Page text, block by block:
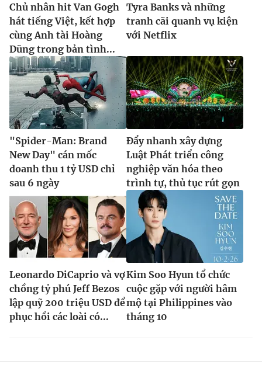
Chủ nhân hit Van Gogh
hát tiếng Việt, kết hợp
cùng Anh tài Hoàng
Dũng trong bản tình...
Tyra Banks và những
tranh cãi quanh vụ kiện
với Netflix
"Spider-Man: Brand
New Day" cán mốc
doanh thu 1 tỷ USD chỉ
sau 6 ngày
Đẩy nhanh xây dựng
Luật Phát triển công
nghiệp văn hóa theo
trình tự, thủ tục rút gọn
Leonardo DiCaprio và vợ
chồng tỷ phú Jeff Bezos
lập quỹ 200 triệu USD để
phục hồi các loài có...
Kim Soo Hyun tổ chức
cuộc gặp với người hâm
mộ tại Philippines vào
tháng 10